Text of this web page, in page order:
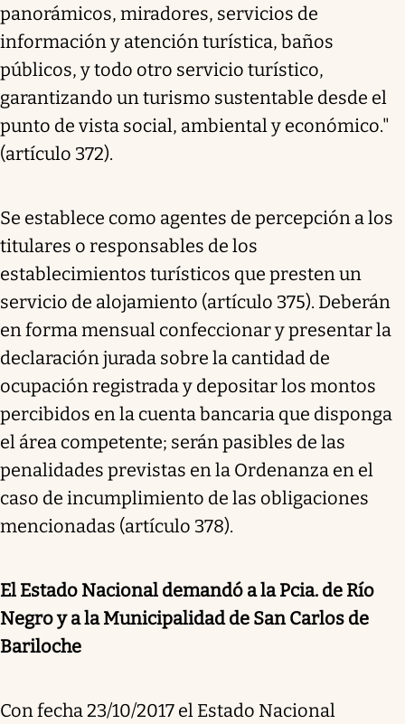
panorámicos, miradores, servicios de
información y atención turística, baños
públicos, y todo otro servicio turístico,
garantizando un turismo sustentable desde el
punto de vista social, ambiental y económico."
(artículo 372).
Se establece como agentes de percepción a los
titulares o responsables de los
establecimientos turísticos que presten un
servicio de alojamiento (artículo 375). Deberán
en forma mensual confeccionar y presentar la
declaración jurada sobre la cantidad de
ocupación registrada y depositar los montos
percibidos en la cuenta bancaria que disponga
el área competente; serán pasibles de las
penalidades previstas en la Ordenanza en el
caso de incumplimiento de las obligaciones
mencionadas (artículo 378).
El Estado Nacional demandó a la Pcia. de Río
Negro y a la Municipalidad de San Carlos de
Bariloche
Con fecha 23/10/2017 el Estado Nacional